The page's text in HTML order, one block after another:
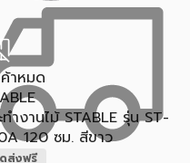
าหมด
ทำงานไม้ STABLE รุ่น ST-
120 ซม. สีขาว
ส่งฟรี